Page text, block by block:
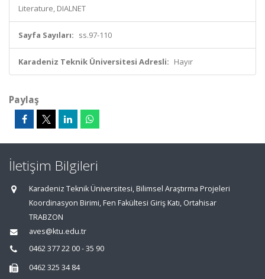
Literature, DIALNET
Sayfa Sayıları: ss.97-110
Karadeniz Teknik Üniversitesi Adresli: Hayır
Paylaş
İletişim Bilgileri
Karadeniz Teknik Üniversitesi, Bilimsel Araştırma Projeleri
Koordinasyon Birimi, Fen Fakültesi Giriş Katı, Ortahisar
TRABZON
aves@ktu.edu.tr
0462 377 22 00 - 35 90
0462 325 34 84